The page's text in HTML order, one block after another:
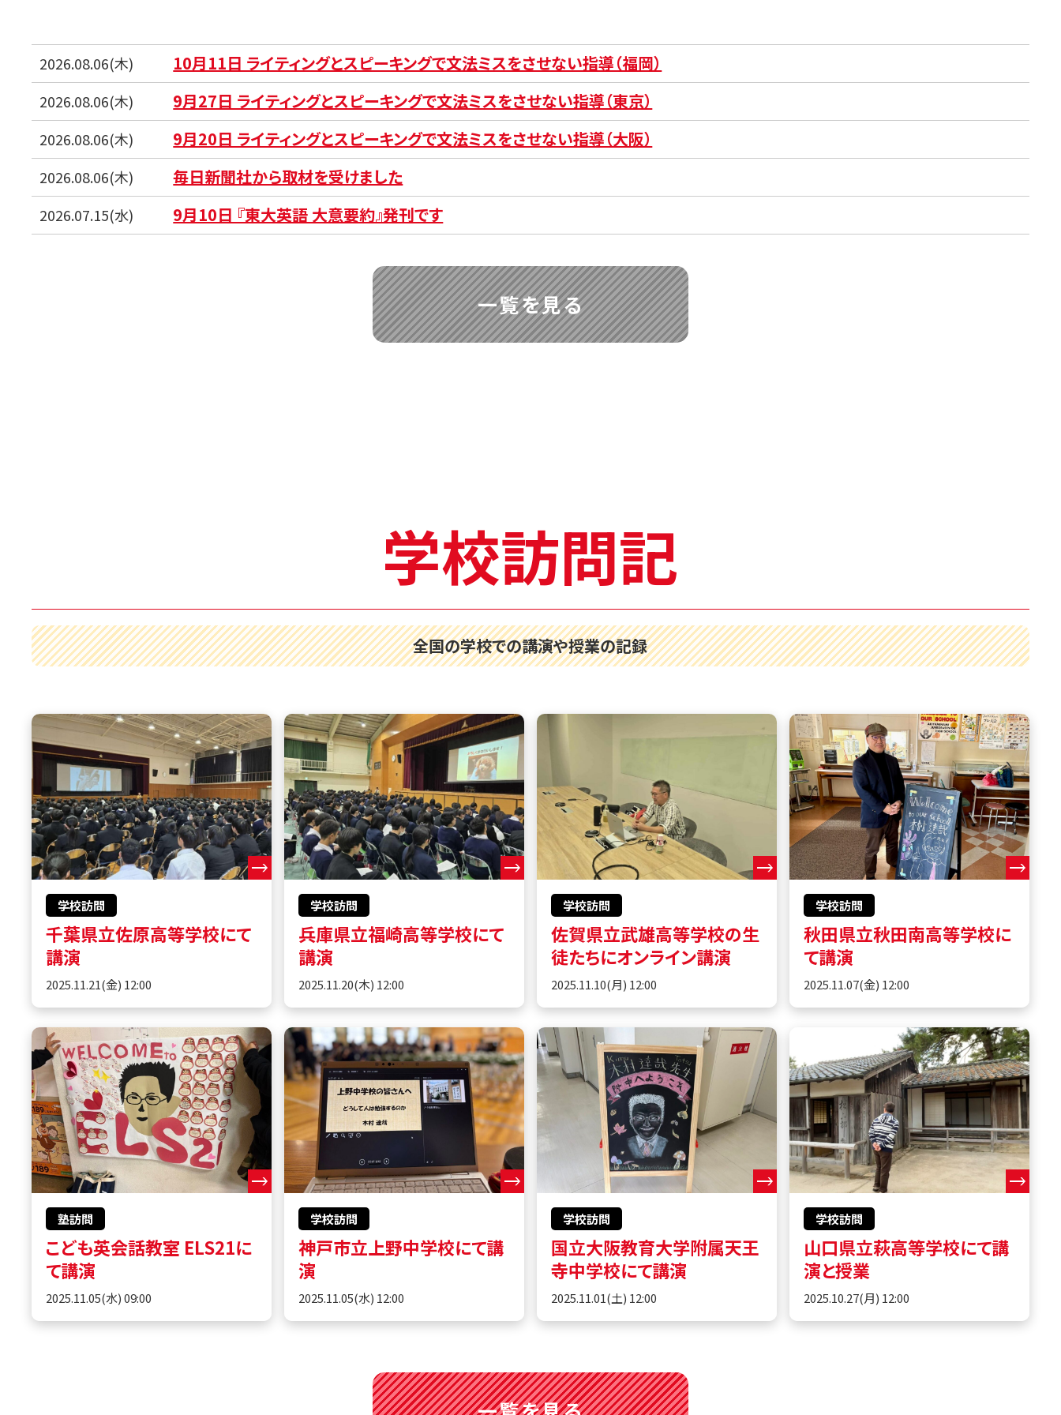
2026.08.06(木) 10月11日 ライティングとスピーキングで文法ミスをさせない指導（福岡）
2026.08.06(木) 9月27日 ライティングとスピーキングで文法ミスをさせない指導（東京）
2026.08.06(木) 9月20日 ライティングとスピーキングで文法ミスをさせない指導（大阪）
2026.08.06(木) 毎日新聞社から取材を受けました
2026.07.15(水) 9月10日 『東大英語 大意要約』発刊です
一覧を見る
学校訪問記
全国の学校での講演や授業の記録
学校訪問
千葉県立佐原高等学校にて
講演
2025.11.21(金) 12:00
学校訪問
兵庫県立福崎高等学校にて
講演
2025.11.20(木) 12:00
学校訪問
佐賀県立武雄高等学校の生
徒たちにオンライン講演
2025.11.10(月) 12:00
学校訪問
秋田県立秋田南高等学校に
て講演
2025.11.07(金) 12:00
塾訪問
こども英会話教室 ELS21に
て講演
2025.11.05(水) 09:00
学校訪問
神戸市立上野中学校にて講
演
2025.11.05(水) 12:00
学校訪問
国立大阪教育大学附属天王
寺中学校にて講演
2025.11.01(土) 12:00
学校訪問
山口県立萩高等学校にて講
演と授業
2025.10.27(月) 12:00